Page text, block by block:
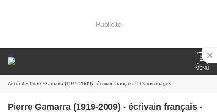
Publicité
MENU
Accueil » Pierre Gamarra (1919-2009) - écrivain français - Les rois mages
Pierre Gamarra (1919-2009) - écrivain français -